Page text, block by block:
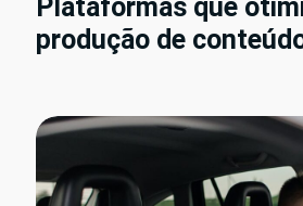
Plataformas que
produção de